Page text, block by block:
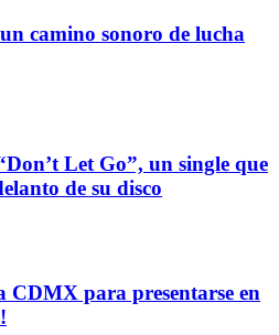
camino sonoro de lucha
Let Go”, un single que
de su disco
CDMX para presentarse en